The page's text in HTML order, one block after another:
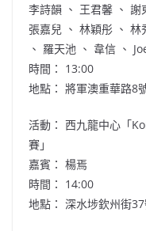
李詩韻 、 王君馨 、 謝
張嘉兒 、 林穎彤 、 林
、 羅天池 、 韋信 、
時間： 13:00
地點： 將軍澳重華路8
活動： 西九龍中心「
賽」
嘉賓： 楊焉
時間： 14:00
地點： 深水埗欽州街